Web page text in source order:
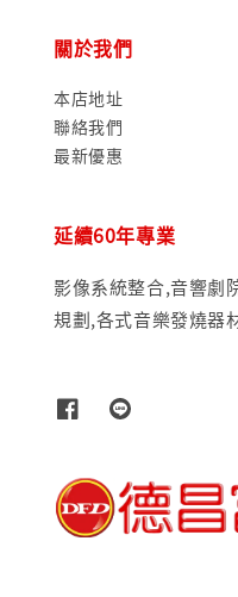
關於我們
本店地址
聯絡我們
最新優惠
延續60年專業
影像系統整合,音響劇
規劃,各式音樂發燒器